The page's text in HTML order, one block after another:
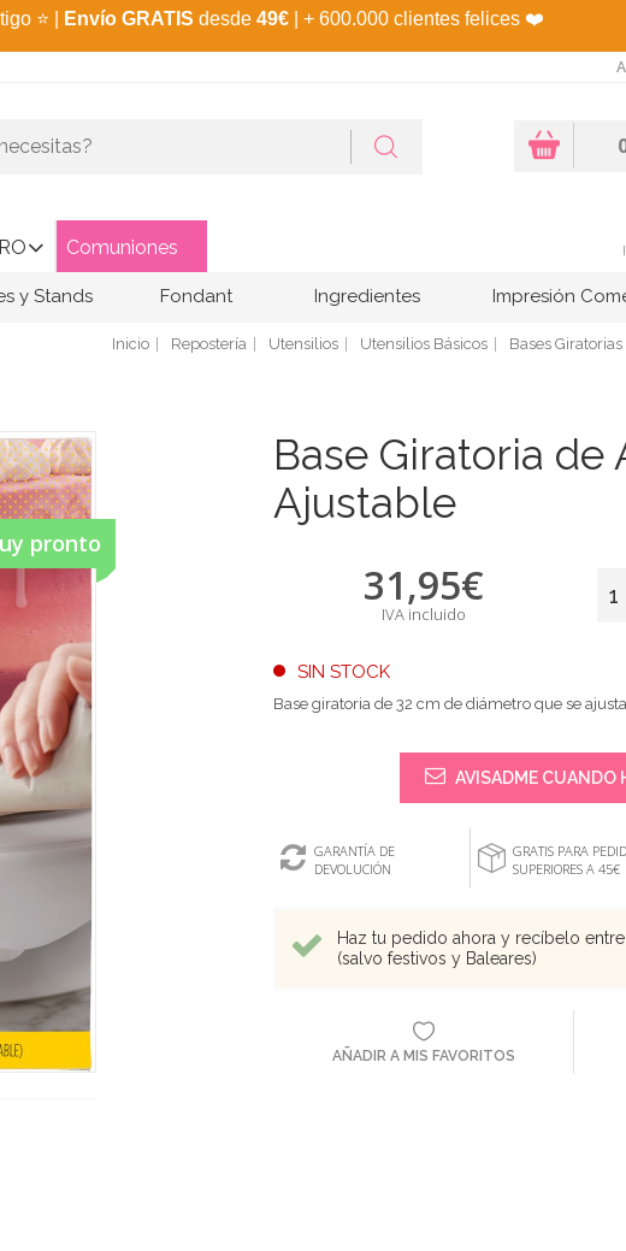
⭐ Envío GRATIS desde 49€ | + 600.000 clientes felices ❤️
Comuniones
y Stands Fondant Ingredientes Impresión
Inicio Repostería Utensilios Utensilios Básicos Bases Giratorias
pronto
Base Giratoria de
Ajustable
31,95€
IVA incluido
SIN STOCK
Base giratoria de 32 cm de diámetro que se
AVISADME CUANDO
GARANTÍA DE
DEVOLUCIÓN
GRATIS PARA
SUPERIORES A 45€
Haz tu pedido ahora y recíbelo
(salvo festivos y Baleares)
AÑADIR A MIS FAVORITOS